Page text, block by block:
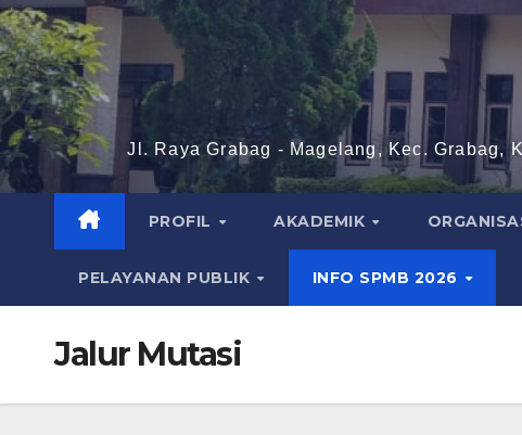
Jl. Raya Grabag - Magelang, Kec. Grabag,
PROFIL AKADEMIK
PELAYANAN PUBLIK INFO SPMB 2026
Jalur Mutasi